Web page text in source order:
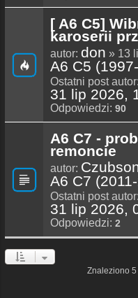
[ A6 C5]
karoserii
autor: don » 13
A6 C5
Ostatni post autor:
31 lip 2026,
Odpowiedzi: 90
A6 C7 -
remoncie
autor:
A6 C7
Ostatni post autor:
31 lip 2026,
Odpowiedzi: 2
Znaleziono 5